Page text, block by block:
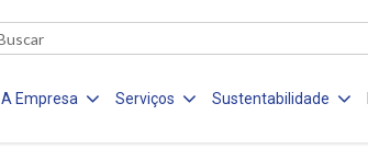
A Empresa Serviços Sustentabilidade